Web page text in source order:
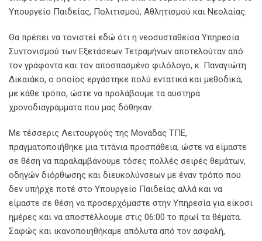
Υπουργείο Παιδείας, Πολιτισμού, Αθλητισμού και Νεολαίας.
Θα πρέπει να τονιστεί εδώ ότι η νεοσυσταθείσα Υπηρεσία
Συντονισμού των Εξετάσεων Τετραμήνων αποτελούταν από
τον γράφοντα και τον αποσπασμένο φιλόλογο, κ. Παναγιώτη
Δικαιάκο, ο οποίος εργάστηκε πολύ εντατικά και μεθοδικά,
με κάθε τρόπο, ώστε να προλάβουμε τα αυστηρά
χρονοδιαγράμματα που μας δόθηκαν.
Με τέσσερις Λειτουργούς της Μονάδας ΤΠΕ,
πραγματοποιήθηκε μια τιτάνια προσπάθεια, ώστε να είμαστε
σε θέση να παραλαμβάνουμε τόσες πολλές σειρές θεμάτων,
οδηγών διόρθωσης και διευκολύνσεων με έναν τρόπο που
δεν υπήρχε ποτέ στο Υπουργείο Παιδείας αλλά και να
είμαστε σε θέση να προσερχόμαστε στην Υπηρεσία για είκοσι
ημέρες και να αποστέλλουμε στις 06:00 το πρωί τα θέματα.
Σαφώς και ικανοποιηθήκαμε απόλυτα από τον ασφαλή,